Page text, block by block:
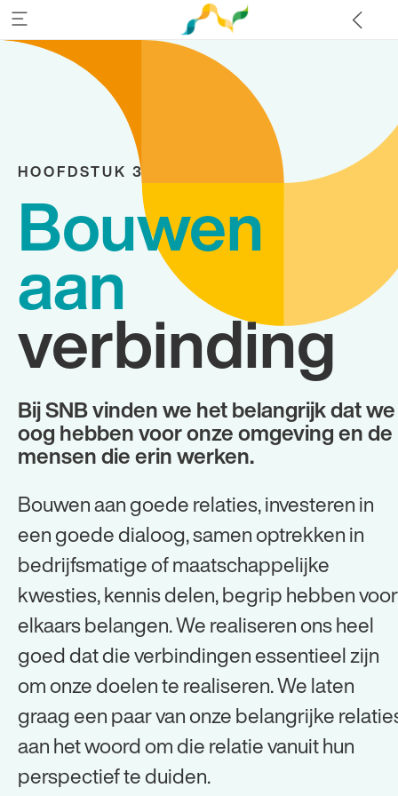
HOOFDSTUK 3
Bouwen
aan
verbinding
Bij SNB vinden we het belangrijk dat we
oog hebben voor onze omgeving en de
mensen die erin werken.
Bouwen aan goede relaties, investeren in
een goede dialoog, samen optrekken in
bedrijfsmatige of maatschappelijke
kwesties, kennis delen, begrip hebben voor
elkaars belangen. We realiseren ons heel
goed dat die verbindingen essentieel zijn
om onze doelen te realiseren. We laten
graag een paar van onze belangrijke
aan het woord om die relatie vanuit hun
perspectief te duiden.